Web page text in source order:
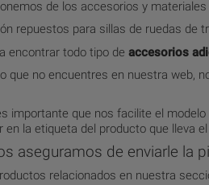
de los accesorios y
repuestos para sillas de ruedas de
encontrar todo tipo de accesorios
que no encuentres en nuestra web,
importante que nos facilite el
en la etiqueta del producto que lleva
aseguramos de enviarle la
relacionados en nuestra